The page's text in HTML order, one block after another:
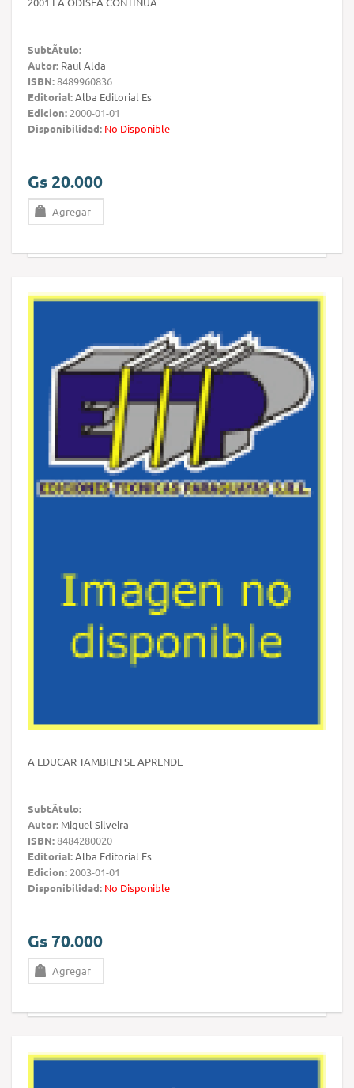
SubtÃ­tulo:
Autor: Raul Alda
ISBN:8489960836
Editorial:Alba Editorial Es
Edicion: 2000-01-01
Disponibilidad: No Disponible
Gs 20.000
Agregar
A EDUCAR TAMBIEN SE APRENDE
SubtÃ­tulo:
Autor: Miguel Silveira
ISBN:8484280020
Editorial:Alba Editorial Es
Edicion: 2003-01-01
Disponibilidad: No Disponible
Gs 70.000
Agregar